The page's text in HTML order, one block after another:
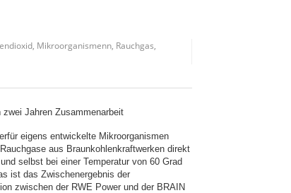
Mikroorganismenn Rauchgas
Jahren Zusammenarbeit
eigens entwickelte Mikroorganismen
aus Braunkohlenkraftwerken direkt
selbst bei einer Temperatur von 60 Grad
ist das Zwischenergebnis der
zwischen der RWE Power und der BRAIN